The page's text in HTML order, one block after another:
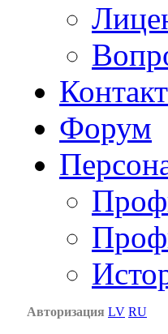
Форум
Авторизация LV RU